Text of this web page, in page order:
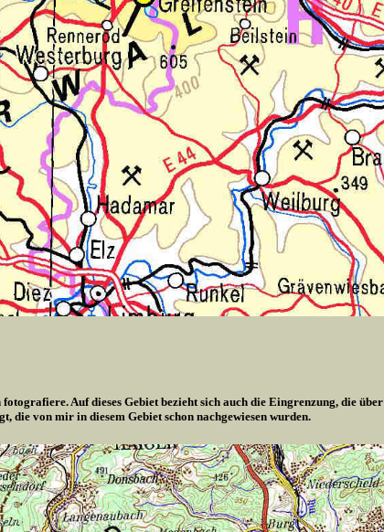
Auf dieses Gebiet bezieht sich auch die Eingrenzung, die über
von mir in diesem Gebiet schon nachgewiesen wurden.